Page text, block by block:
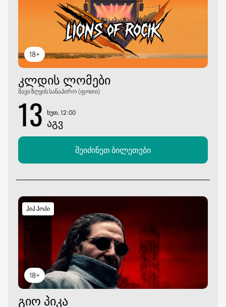
18+
ᲙᲚᲓᲘᲡ ᲚᲝᲛᲔᲑᲘ
შავი ზღვის სანაპირო (ფოთი)
13 ხუთ, 12:00
ᲐᲒᲕ
შეიძინეთ ბილეთები
18+
ჰიპ ჰოპი
ᲒᲘᲝ ᲞᲘᲙᲐ